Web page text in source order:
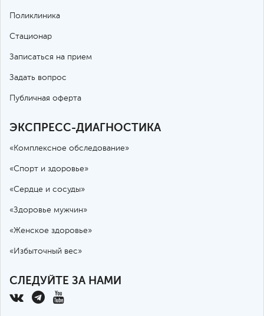
Поликлиника
Стационар
Записаться на прием
Задать вопрос
Публичная оферта
ЭКСПРЕСС-ДИАГНОСТИКА
«Комплексное обследование»
«Спорт и здоровье»
«Сердце и сосуды»
«Здоровье мужчин»
«Женское здоровье»
«Избыточный вес»
СЛЕДУЙТЕ ЗА НАМИ